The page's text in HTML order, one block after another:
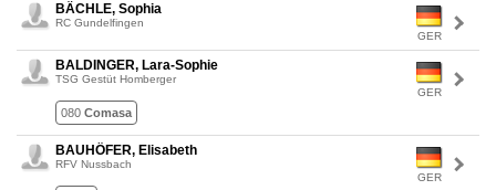
GER
BÄCHLE, Sophia
RC Gundelfingen
GER
BALDINGER, Lara-Sophie
TSG Gestüt Homberger
080 Comasa
GER
BAUHÖFER, Elisabeth
RFV Nussbach